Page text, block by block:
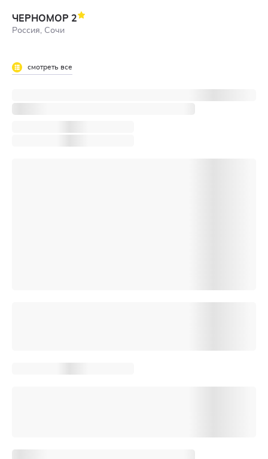
ЧЕРНОМОР 2
Россия, Сочи
смотреть все